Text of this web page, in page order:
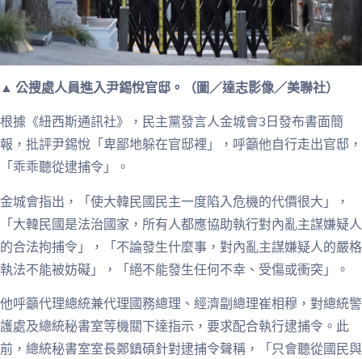
▲ 公搜處人員進入尹錫悅官邸。（圖／達志影像／美聯社）
根據《紐西斯通訊社》，民主黨發言人金城會3日發布書面簡
報，批評尹錫悅「卑鄙地躲在官邸裡」，呼籲他自行走出官邸，
「乖乖聽從逮捕令」。
金城會指出，「使大韓民國民主一度陷入危機的代價很大」，
「大韓民國是法治國家，所有人都應協助執行對內亂主謀嫌疑人
的合法拘捕令」，「不論發生什麼事，對內亂主謀嫌疑人的嚴格
執法不能被妨礙」，「絕不能發生任何不幸、受傷或衝突」。
他呼籲代理總統兼代理國務總理、經濟副總理崔相穆，對總統警
護處及總統秘書室等機關下達指示，要求配合執行逮捕令。此
前，總統秘書室室長鄭鎮碩針對逮捕令聲稱，「只會聽從國民與